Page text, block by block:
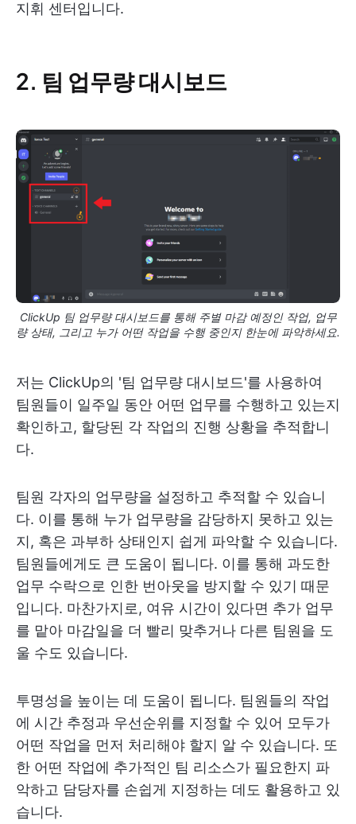
지휘 센터입니다.
2. 팀 업무량 대시보드
ClickUp 팀 업무량 대시보드를 통해 주별 마감 예정인 작업, 업무
량 상태, 그리고 누가 어떤 작업을 수행 중인지 한눈에 파악하세요.
저는 ClickUp의 '팀 업무량 대시보드'를 사용하여
팀원들이 일주일 동안 어떤 업무를 수행하고 있는지
확인하고, 할당된 각 작업의 진행 상황을 추적합니
다.
팀원 각자의 업무량을 설정하고 추적할 수 있습니
다. 이를 통해 누가 업무량을 감당하지 못하고 있는
지, 혹은 과부하 상태인지 쉽게 파악할 수 있습니다.
팀원들에게도 큰 도움이 됩니다. 이를 통해 과도한
업무 수락으로 인한 번아웃을 방지할 수 있기 때문
입니다. 마찬가지로, 여유 시간이 있다면 추가 업무
를 맡아 마감일을 더 빨리 맞추거나 다른 팀원을 도
울 수도 있습니다.
투명성을 높이는 데 도움이 됩니다. 팀원들의 작업
에 시간 추정과 우선순위를 지정할 수 있어 모두가
어떤 작업을 먼저 처리해야 할지 알 수 있습니다. 또
한 어떤 작업에 추가적인 팀 리소스가 필요한지 파
악하고 담당자를 손쉽게 지정하는 데도 활용하고 있
습니다.